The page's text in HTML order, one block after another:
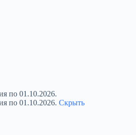
по 01.10.2026.
по 01.10.2026. Скрыть